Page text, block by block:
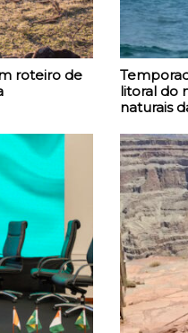
roteiro de
litoral do
naturais